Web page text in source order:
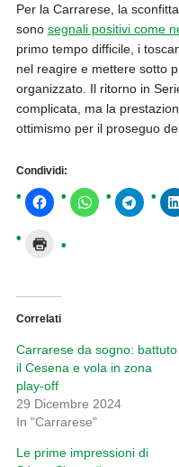
Per la Carrarese, la
sono segnali positivi come
primo tempo difficile, i
nel reagire e mettere sotto
organizzato. Il ritorno in
complicata, ma la
ottimismo per il proseguo
Condividi:
Correlati
Carrarese da sogno: battuto
il Cesena e vola in zona
play-off
29 Dicembre 2024
In "Carrarese"
Le prime impressioni di